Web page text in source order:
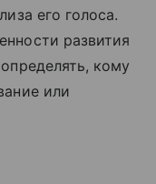
его голоса.
развития
кому
или